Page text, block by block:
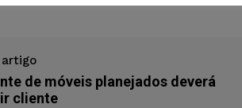
artigo
de móveis planejados deverá
cliente